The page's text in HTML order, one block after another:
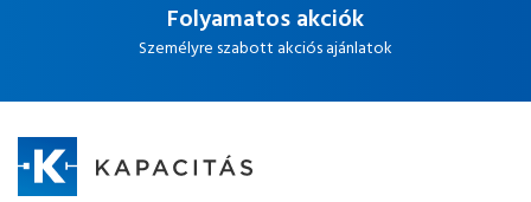
Folyamatos akciók
Személyre szabott akciós ajánlatok